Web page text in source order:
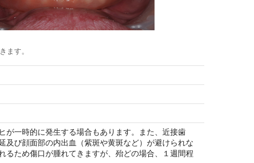
ます。
が一時的に発生する場合もあります。また、近接歯
及び顔面部の内出血（紫斑や黄斑など）が避けられな
るため傷口が腫れてきますが、殆どの場合、１週間程